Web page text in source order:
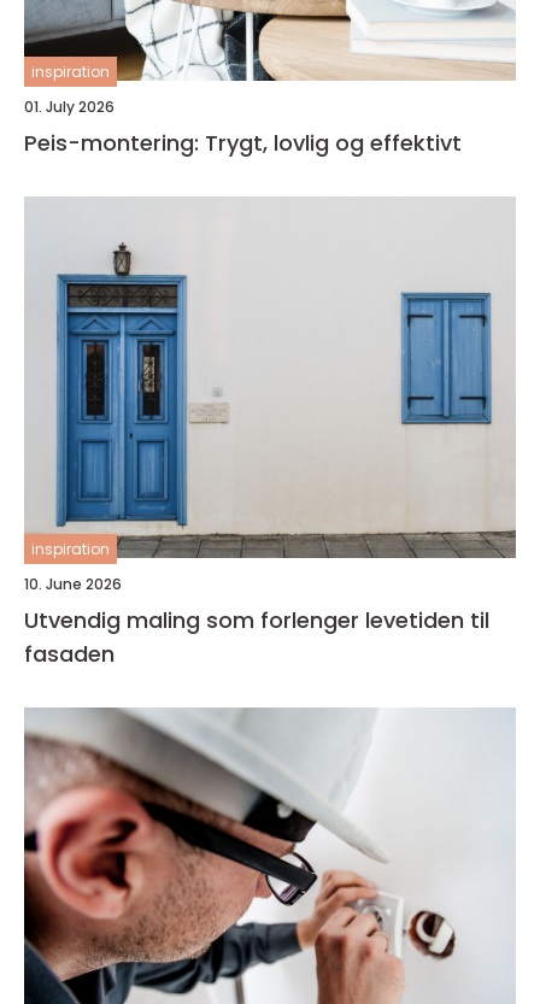
inspiration
01. July 2026
Peis-montering: Trygt, lovlig og effektivt
inspiration
10. June 2026
Utvendig maling som forlenger levetiden til
fasaden